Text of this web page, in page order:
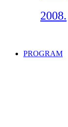
2008.
PROGRAM